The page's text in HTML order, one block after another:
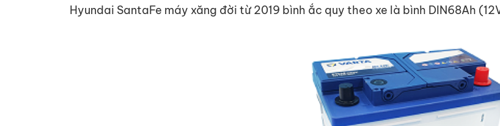
Hyundai SantaFe máy xăng đời từ 2019 bình ắc quy theo xe là bình DIN68Ah